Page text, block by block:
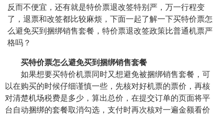
反而不便宜，还有就是特价票退改签特别严，万一行程变
了，退票和改签都比较麻烦，下面一起了解一下买特价票怎
么避免买到捆绑销售套餐，特价票退改签政策比普通机票严
格吗？
买特价票怎么避免买到捆绑销售套餐
如果想要买特价机票同时又想避免被捆绑销售套餐，可
以在购买的时候仔细谨慎一些，先核对好机票的票价，再核
对清楚机场税费是多少，算出总价，在提交订单的页面将平
台自动捆绑的套餐取消勾选，支付时再次核对一遍金额看价